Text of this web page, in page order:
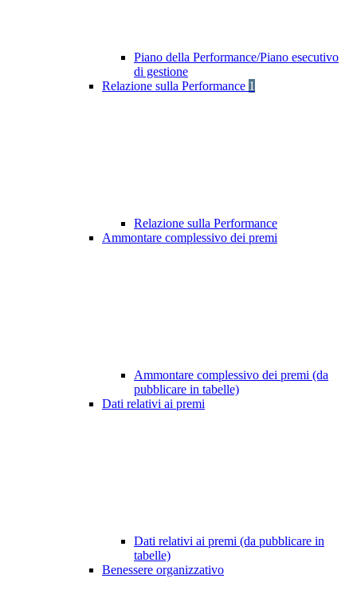
Piano della Performance/Piano esecutivo
di gestione
Relazione sulla Performance 1
Relazione sulla Performance
Ammontare complessivo dei premi
Ammontare complessivo dei premi (da
pubblicare in tabelle)
Dati relativi ai premi
Dati relativi ai premi (da pubblicare in
tabelle)
Benessere organizzativo